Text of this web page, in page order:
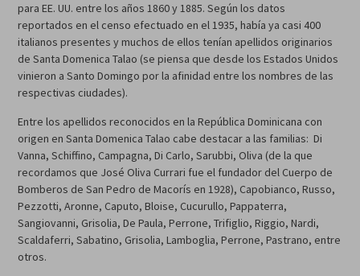
para EE. UU. entre los años 1860 y 1885. Según los datos
reportados en el censo efectuado en el 1935, había ya casi 400
italianos presentes y muchos de ellos tenían apellidos originarios
de Santa Domenica Talao (se piensa que desde los Estados Unidos
vinieron a Santo Domingo por la afinidad entre los nombres de las
respectivas ciudades).
Entre los apellidos reconocidos en la República Dominicana con
origen en Santa Domenica Talao cabe destacar a las familias: Di
Vanna, Schiffino, Campagna, Di Carlo, Sarubbi, Oliva (de la que
recordamos que José Oliva Currari fue el fundador del Cuerpo de
Bomberos de San Pedro de Macorís en 1928), Capobianco, Russo,
Pezzotti, Aronne, Caputo, Bloise, Cucurullo, Pappaterra,
Sangiovanni, Grisolia, De Paula, Perrone, Trifiglio, Riggio, Nardi,
Scaldaferri, Sabatino, Grisolia, Lamboglia, Perrone, Pastrano, entre
otros.